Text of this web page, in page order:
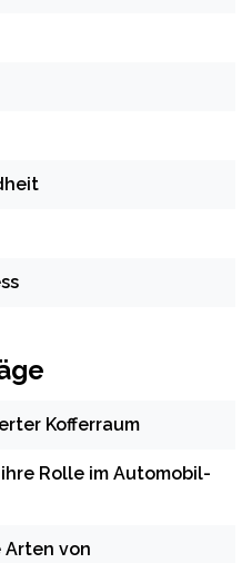
Kofferraum
Rolle im Automobil-
von